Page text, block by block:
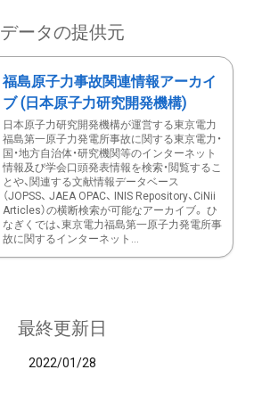
データの提供元
福島原子力事故関連情報アーカイ
ブ (日本原子力研究開発機構)
日本原子力研究開発機構が運営する東京電力
福島第一原子力発電所事故に関する東京電力・
国・地方自治体・研究機関等のインターネット
情報及び学会口頭発表情報を検索・閲覧するこ
とや、関連する文献情報データベース
（JOPSS、 JAEA OPAC、 INIS Repository、CiNii
Articles）の横断検索が可能なアーカイブ。 ひ
なぎくでは、東京電力福島第一原子力発電所事
故に関するインターネット...
最終更新日
2022/01/28